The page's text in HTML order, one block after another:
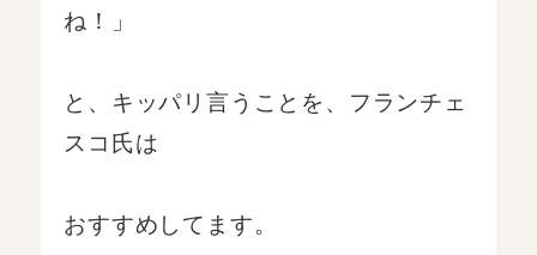
ね！」
と、キッパリ言うことを、フランチェ
スコ氏は
おすすめしてます。